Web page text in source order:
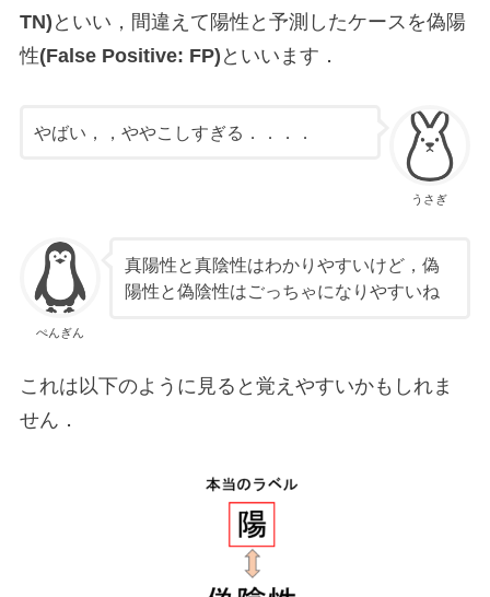
TN) といい，間違えて陽性と予測したケースを偽陽
性(False Positive: FP) といいます．
うさぎ
やばい，，ややこしすぎる．．．．
ぺんぎん
真陽性と真陰性はわかりやすいけど，偽
陽性と偽陰性はごっちゃになりやすいね
これは以下のように見ると覚えやすいかもしれま
せん．